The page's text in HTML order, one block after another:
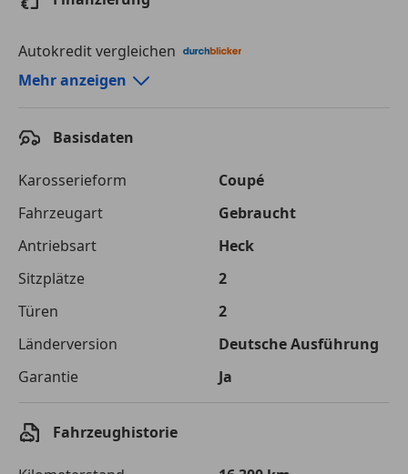
Autokredit vergleichen
Autokredit-Rechner von durchblicker.at
Laufzeit
120 Monate
Kreditbetrag
€ 75 000,-
Zu zahlender
Gesamtbetrag
€ 105 661,-
Einberechnete Gebühren
€ 0,-
Effektivzinsatz
7,50 %
Mehr anzeigen
Basisdaten
Karosserieform
Coupé
Fahrzeugart
Gebraucht
Antriebsart
Heck
Sitzplätze
2
Türen
2
Länderversion
Deutsche Ausführung
Garantie
Ja
Fahrzeughistorie